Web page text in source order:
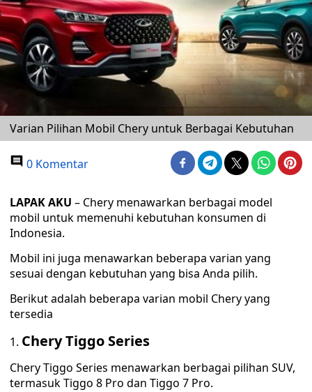
Varian Pilihan Mobil Chery untuk Berbagai Kebutuhan
0 Komentar
LAPAK AKU – Chery menawarkan berbagai model
mobil untuk memenuhi kebutuhan konsumen di
Indonesia.
Mobil ini juga menawarkan beberapa varian yang
sesuai dengan kebutuhan yang bisa Anda pilih.
Berikut adalah beberapa varian mobil Chery yang
tersedia
Chery Tiggo Series
Chery Tiggo Series menawarkan berbagai pilihan SUV,
termasuk Tiggo 8 Pro dan Tiggo 7 Pro.